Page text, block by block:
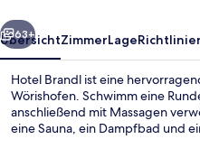
Weiter
63+
ÜbersichtZimmerLage
Hotel Brandl ist eine
Wörishofen. Schwimm eine
anschließend mit Massagen
eine Sauna, ein Dampfbad und